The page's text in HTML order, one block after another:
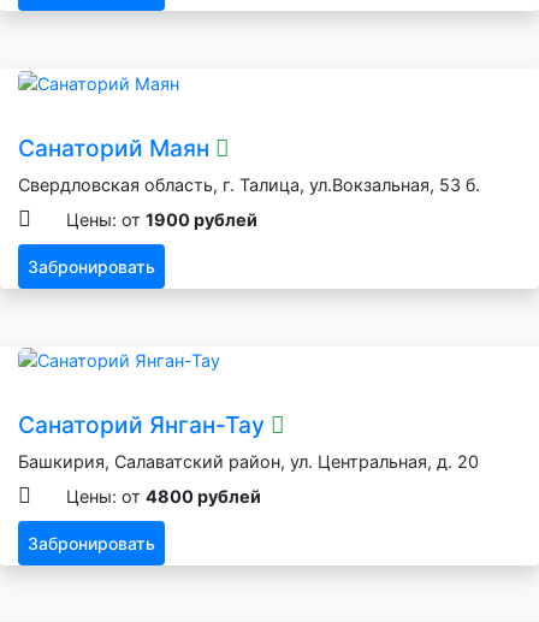
Санаторий Маян
Свердловская область, г. Талица, ул.Вокзальная, 53 б.
Цены: от 1900 рублей
Забронировать
Санаторий Янган-Тау
Башкирия, Салаватский район, ул. Центральная, д. 20
Цены: от 4800 рублей
Забронировать